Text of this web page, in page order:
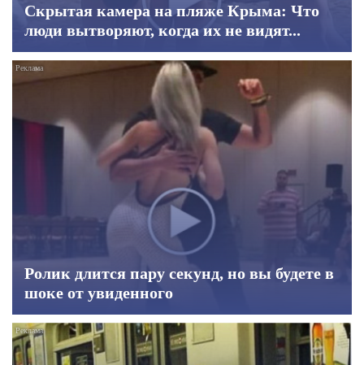
Скрытая камера на пляже Крыма: Что
люди вытворяют, когда их не видят...
Ролик длится пару секунд, но вы будете в
шоке от увиденного